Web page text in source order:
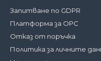
Запитване по GDPR
Платформа за ОРС
Отказ от поръчка
Политика за личните